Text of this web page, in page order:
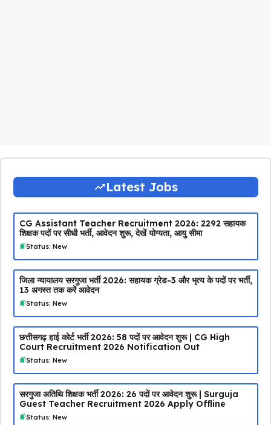
Latest Jobs
CG Assistant Teacher Recruitment 2026: 2292 सहायक
शिक्षक पदों पर सीधी भर्ती, आवेदन शुरू, देखें योग्यता, आयु सीमा
Status: New
जिला न्यायालय सरगुजा भर्ती 2026: सहायक ग्रेड-3 और भृत्य के पदों पर भर्ती,
13 अगस्त तक करें आवेदन
Status: New
छत्तीसगढ़ हाई कोर्ट भर्ती 2026: 58 पदों पर आवेदन शुरू | CG High
Court Recruitment 2026 Notification Out
Status: New
सरगुजा अतिथि शिक्षक भर्ती 2026: 26 पदों पर आवेदन शुरू | Surguja
Guest Teacher Recruitment 2026 Apply Offline
Status: New